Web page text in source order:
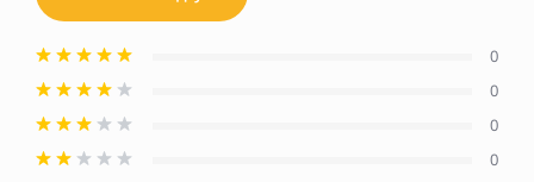
0
0
0
0